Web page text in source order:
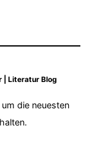
| Literatur Blog
die neuesten